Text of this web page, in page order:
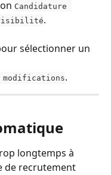
Candidature
visibilité.
sélectionner un
.
longtemps à
de recrutement